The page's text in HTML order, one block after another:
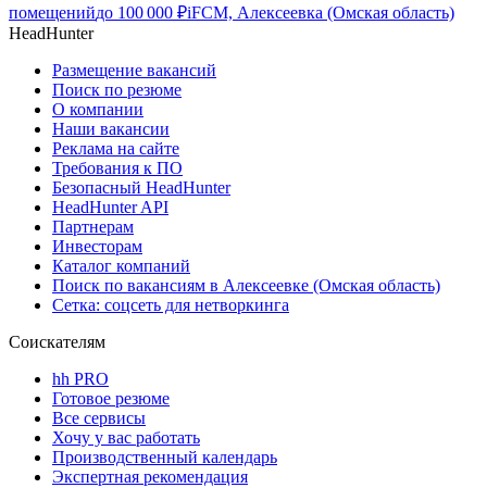
помещенийдо 100 000 ₽iFCM, Алексеевка (Омская область)
HeadHunter
Размещение вакансий
Поиск по резюме
О компании
Наши вакансии
Реклама на сайте
Требования к ПО
Безопасный HeadHunter
HeadHunter API
Партнерам
Инвесторам
Каталог компаний
Поиск по вакансиям в Алексеевке (Омская область)
Сетка: соцсеть для нетворкинга
Соискателям
hh PRO
Готовое резюме
Все сервисы
Хочу у вас работать
Производственный календарь
Экспертная рекомендация